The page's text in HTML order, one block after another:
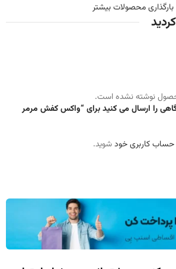
بارگذاری محصولات بیشتر
نوشته نشده است.
را ارسال می کنید برای “واکس کفش مرمر
حساب کاربری خودشوید.